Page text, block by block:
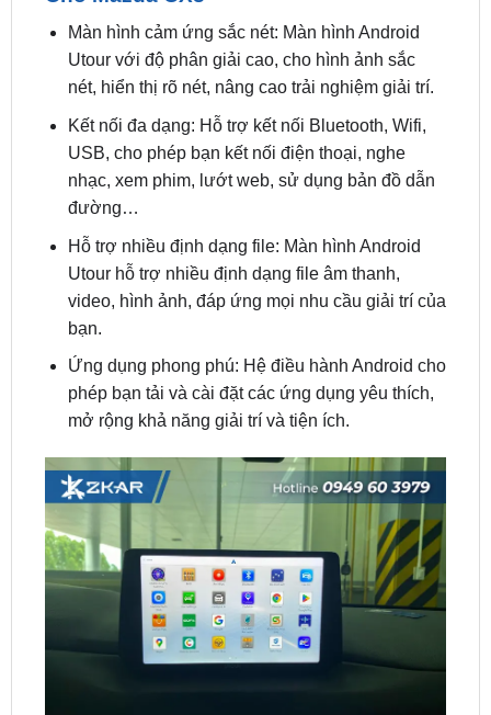
nét, hiển thị rõ nét, nâng cao trải nghiệm giải trí.
Kết nối đa dạng: Hỗ trợ kết nối Bluetooth, Wifi,
USB, cho phép bạn kết nối điện thoại, nghe
nhạc, xem phim, lướt web, sử dụng bản đồ dẫn
đường…
Hỗ trợ nhiều định dạng file: Màn hình Android
Utour hỗ trợ nhiều định dạng file âm thanh,
video, hình ảnh, đáp ứng mọi nhu cầu giải trí của
bạn.
Ứng dụng phong phú: Hệ điều hành Android cho
phép bạn tải và cài đặt các ứng dụng yêu thích,
mở rộng khả năng giải trí và tiện ích.